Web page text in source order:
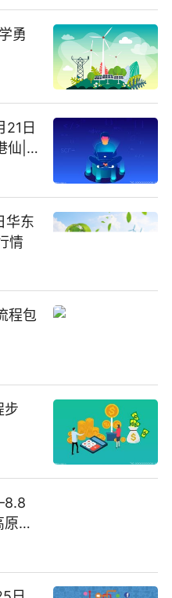
勇
21日
仙|
华东
情
程包
步
生